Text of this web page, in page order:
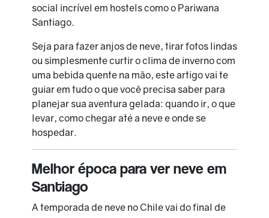
social incrível em hostels como o Pariwana
Santiago.
Seja para fazer anjos de neve, tirar fotos lindas
ou simplesmente curtir o clima de inverno com
uma bebida quente na mão, este artigo vai te
guiar em tudo o que você precisa saber para
planejar sua aventura gelada: quando ir, o que
levar, como chegar até a neve e onde se
hospedar.
Melhor época para ver neve em
Santiago
A temporada de neve no Chile vai do final de